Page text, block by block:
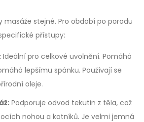
masáže stejné. Pro období po porodu
přístupy:
Ideální pro celkové uvolnění. Pomáhá
lepšímu spánku. Používají se
oleje.
Podporuje odvod tekutin z těla, což
nohou a kotníků. Je velmi jemná